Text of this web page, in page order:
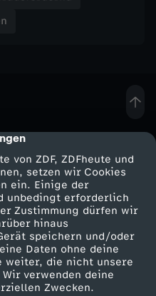
von ZDF, ZDFheute und
setzen wir Cookies
ein. Einige der
unbedingt erforderlich
Zustimmung dürfen wir
hinaus
speichern und/oder
Daten ohne deine
die nicht unsere
verwenden deine
Zwecken.
Service
ZDFmitreden
Kontakt zum ZDF
Tickets